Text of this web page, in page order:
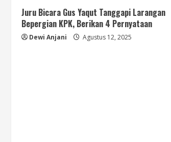
Juru Bicara Gus Yaqut Tanggapi Larangan
Bepergian KPK, Berikan 4 Pernyataan
Dewi Anjani Agustus 12, 2025